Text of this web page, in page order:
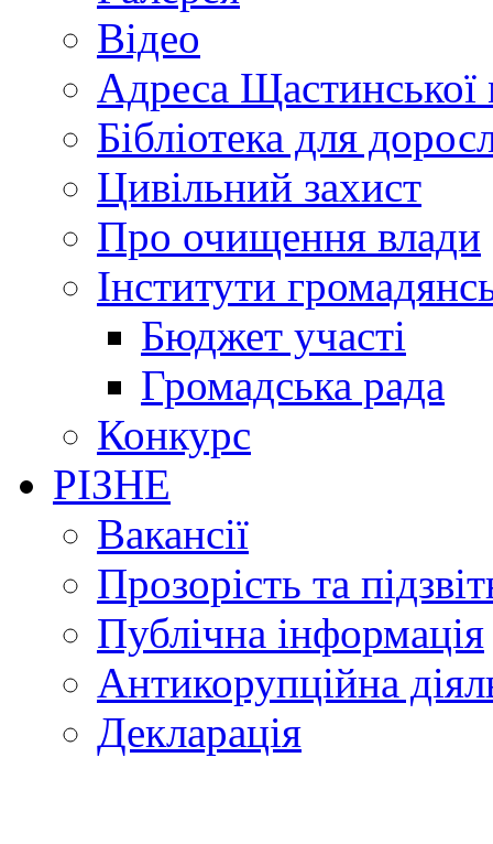
Відео
Адреса Щастинської
Бібліотека для
Цивільний захист
Про очищення влади
Інститути
Бюджет участі
Громадська рада
Конкурс
РІЗНЕ
Вакансії
Прозорість та
Публічна інформація
Антикорупційна
Декларація